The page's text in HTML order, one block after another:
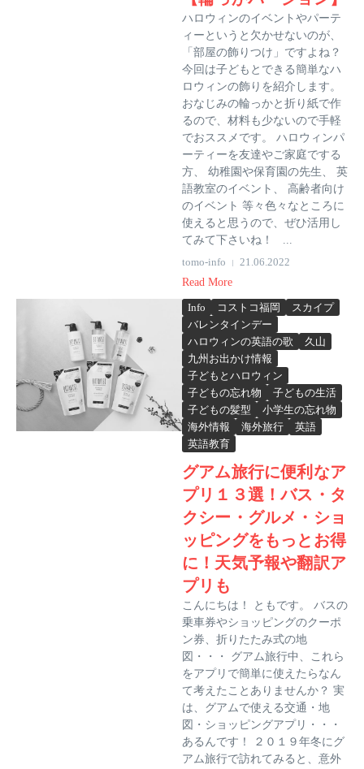
ハロウィンのイベントやパーテ
ィーというと欠かせないのが、
「部屋の飾りつけ」ですよね？
今回は子どもとできる簡単なハ
ロウィンの飾りを紹介します。
おなじみの輪っかと折り紙で作
るので、材料も少ないので手軽
でおススメです。 ハロウィンパ
ーティーを友達やご家庭でする
方、 幼稚園や保育園の先生、 英
語教室のイベント、 高齢者向け
のイベント 等々色々なところに
使えると思うので、ぜひ活用し
てみて下さいね！ ...
tomo-info
21.06.2022
Read More
Info コストコ福岡
スカイプ
バレンタインデー
ハロウィンの英語の歌
久山
九州お出かけ情報
子どもとハロウィン
子どもの忘れ物
子どもの生活
子どもの髪型
小学生の忘れ物
海外情報
海外旅行
英語
英語教育
グアム旅行に便利なア
プリ１３選！バス・タ
クシー・グルメ・ショ
ッピングをもっとお得
に！天気予報や翻訳ア
プリも
こんにちは！ ともです。 バスの
乗車券やショッピングのクーポ
ン券、折りたたみ式の地
図・・・ グアム旅行中、これら
をアプリで簡単に使えたらなん
て考えたことありませんか？ 実
は、グアムで使える交通・地
図・ショッピングアプリ・・・
あるんです！ ２０１９年冬にグ
アム旅行で訪れてみると、意外